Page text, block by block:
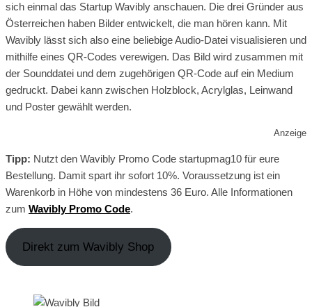
sich einmal das Startup Wavibly anschauen. Die drei Gründer aus
Österreichen haben Bilder entwickelt, die man hören kann. Mit
Wavibly lässt sich also eine beliebige Audio-Datei visualisieren und
mithilfe eines QR-Codes verewigen. Das Bild wird zusammen mit
der Sounddatei und dem zugehörigen QR-Code auf ein Medium
gedruckt. Dabei kann zwischen Holzblock, Acrylglas, Leinwand
und Poster gewählt werden.
Anzeige
Tipp: Nutzt den Wavibly Promo Code startupmag10 für eure
Bestellung. Damit spart ihr sofort 10%. Voraussetzung ist ein
Warenkorb in Höhe von mindestens 36 Euro. Alle Informationen
zum Wavibly Promo Code.
Direkt zum Wavibly Shop